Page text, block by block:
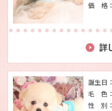
価 格：
誕生日：
毛 色：
性 別：